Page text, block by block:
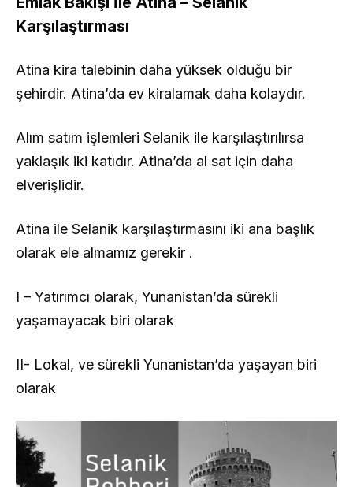
Karşılaştırması
Atina kira talebinin daha yüksek olduğu bir
şehirdir. Atina’da ev kiralamak daha kolaydır.
Alım satım işlemleri Selanik ile karşılaştırılırsa
yaklaşık iki katıdır. Atina’da al sat için daha
elverişlidir.
Atina ile Selanik karşılaştırmasını iki ana başlık
olarak ele almamız gerekir .
I – Yatırımcı olarak, Yunanistan’da sürekli
yaşamayacak biri olarak
II- Lokal, ve sürekli Yunanistan’da yaşayan biri
olarak